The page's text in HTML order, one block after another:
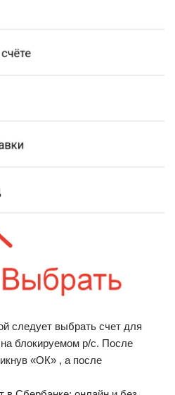
следует выбрать счет для
на блокируемом р/с. После
«ОК» , а после